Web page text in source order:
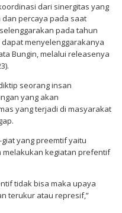
dari sinergitas yang
percaya pada saat
pada tahun
menyelenggarakanya
Bungin, melalui releasenya
seorang insan
yang akan
yang terjadi di masyarakat
yang preemtif yaitu
melakukan kegiatan prefentif
tidak bisa maka upaya
terukur atau represif,”